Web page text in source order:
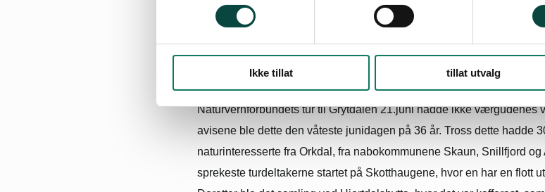
Ikke tillat tillat utvalg
Naturglede i Grytdalen.
Naturvernforbundets tur til Grytdalen 21.juni hadde ikke værgudenes
avisene ble dette den våteste junidagen på 36 år. Tross dette hadde
naturinteresserte fra Orkdal, fra nabokommunene Skaun, Snillfjord
sprekeste turdeltakerne startet på Skotthaugene, hvor en har en flott